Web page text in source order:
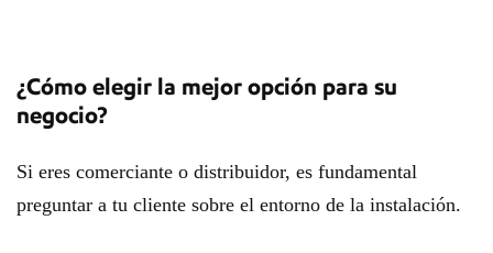
¿Cómo elegir la mejor opción para su
negocio?
Si eres comerciante o distribuidor, es fundamental
preguntar a tu cliente sobre el entorno de la instalación.